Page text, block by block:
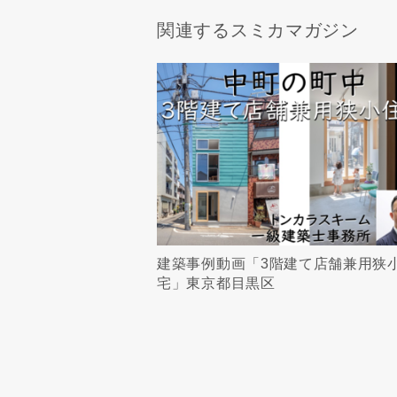
関連するスミカマガジン
建築事例動画「3階建て店舗兼用狭
宅」東京都目黒区